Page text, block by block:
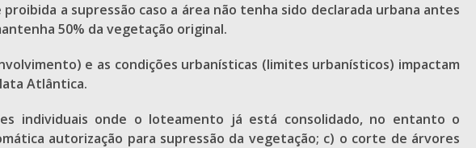
a supressão caso a área não tenha sido declarada urbana antes
50% da vegetação original.
e as condições urbanísticas (limites urbanísticos) impactam
Atlântica.
individuais onde o loteamento já está consolidado, no entanto o
autorização para supressão da vegetação; c) o corte de árvores